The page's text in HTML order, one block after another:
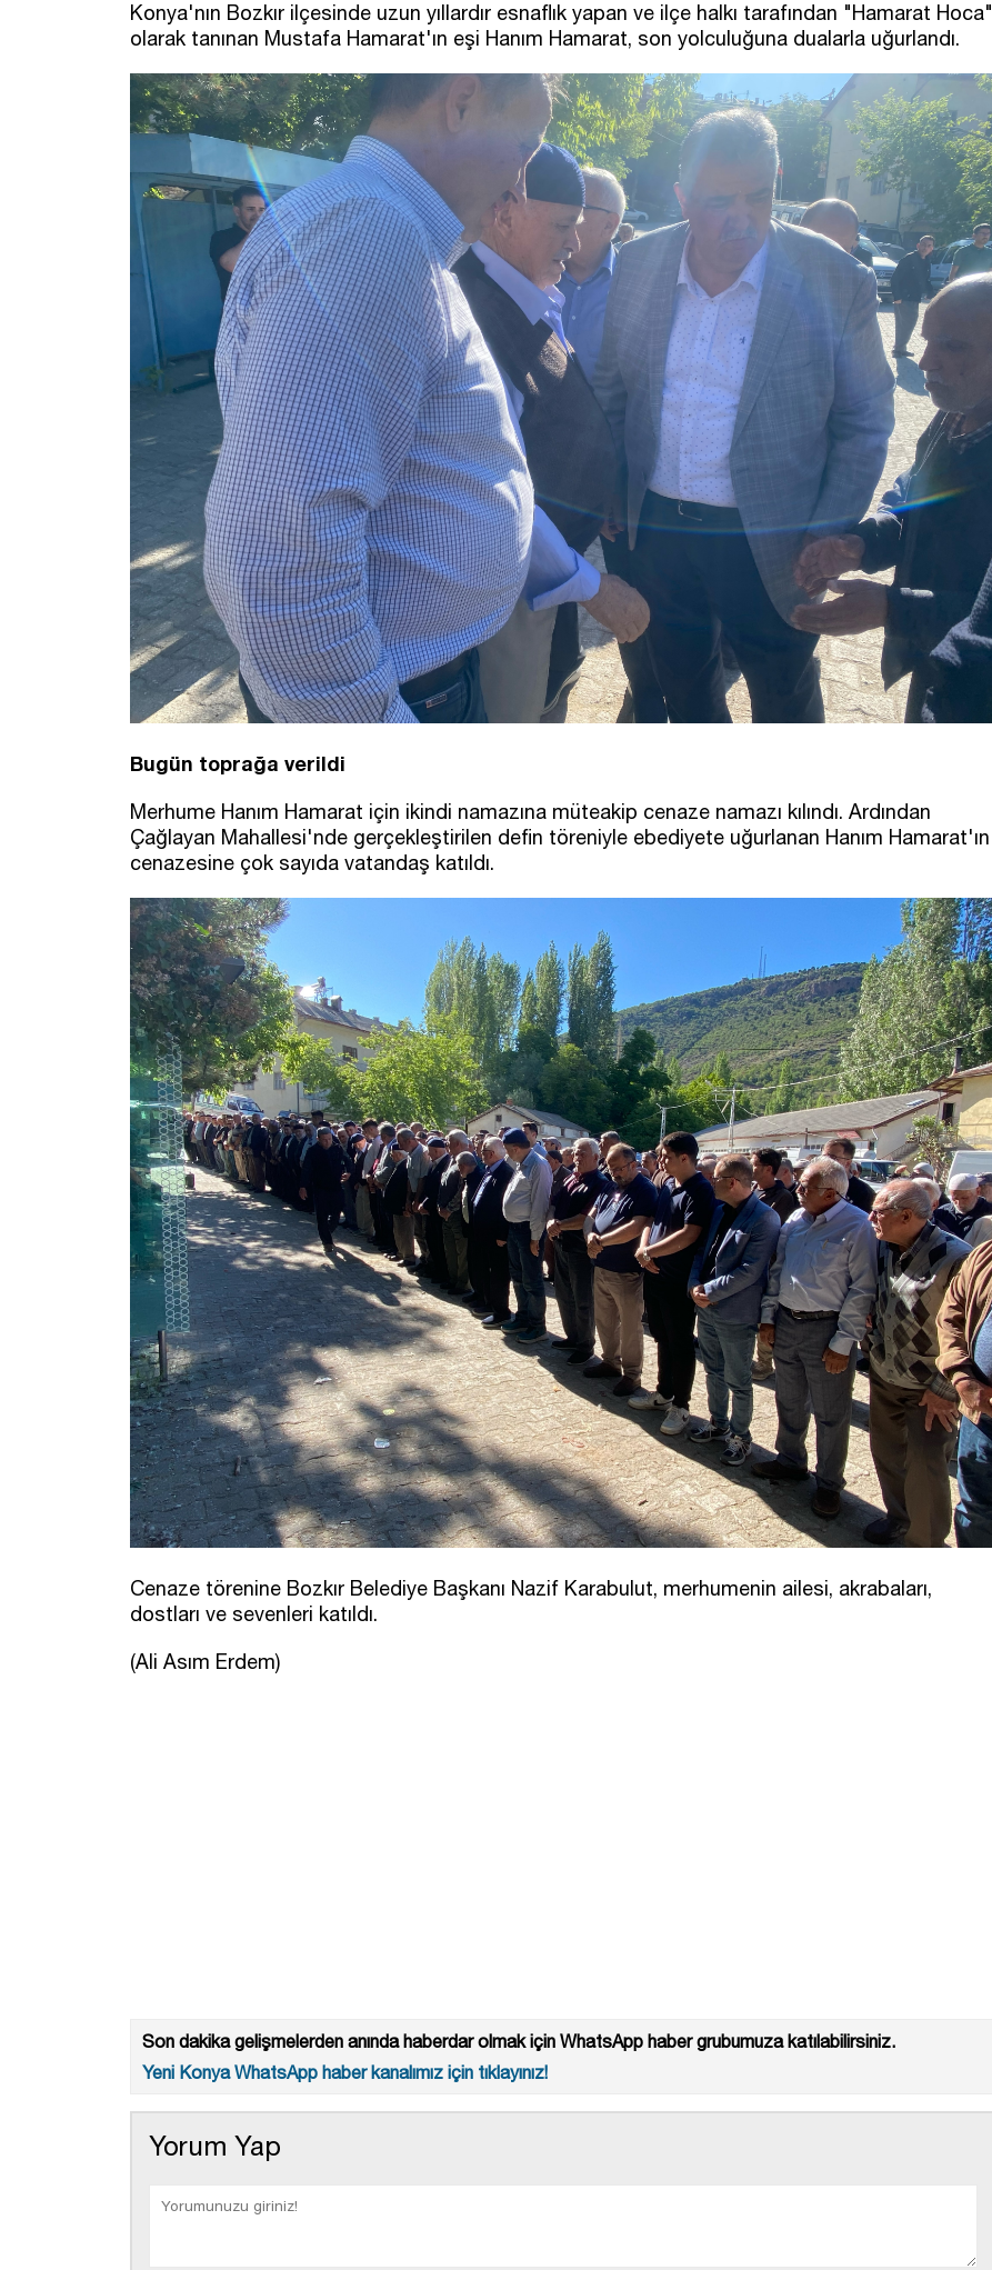
Konya'nın Bozkır ilçesinde uzun yıllardır esnaflık yapan ve ilçe halkı tarafından "Hamarat Hoca"
olarak tanınan Mustafa Hamarat'ın eşi Hanım Hamarat, son yolculuğuna dualarla uğurlandı.
Bugün toprağa verildi
Merhume Hanım Hamarat için ikindi namazına müteakip cenaze namazı kılındı. Ardından
Çağlayan Mahallesi'nde gerçekleştirilen defin töreniyle ebediyete uğurlanan Hanım Hamarat'ın
cenazesine çok sayıda vatandaş katıldı.
Cenaze törenine Bozkır Belediye Başkanı Nazif Karabulut, merhumenin ailesi, akrabaları,
dostları ve sevenleri katıldı.
(Ali Asım Erdem)
Son dakika gelişmelerden anında haberdar olmak için WhatsApp haber grubumuza katılabilirsiniz.
Yeni Konya WhatsApp haber kanalımız için tıklayınız!
Yorum Yap